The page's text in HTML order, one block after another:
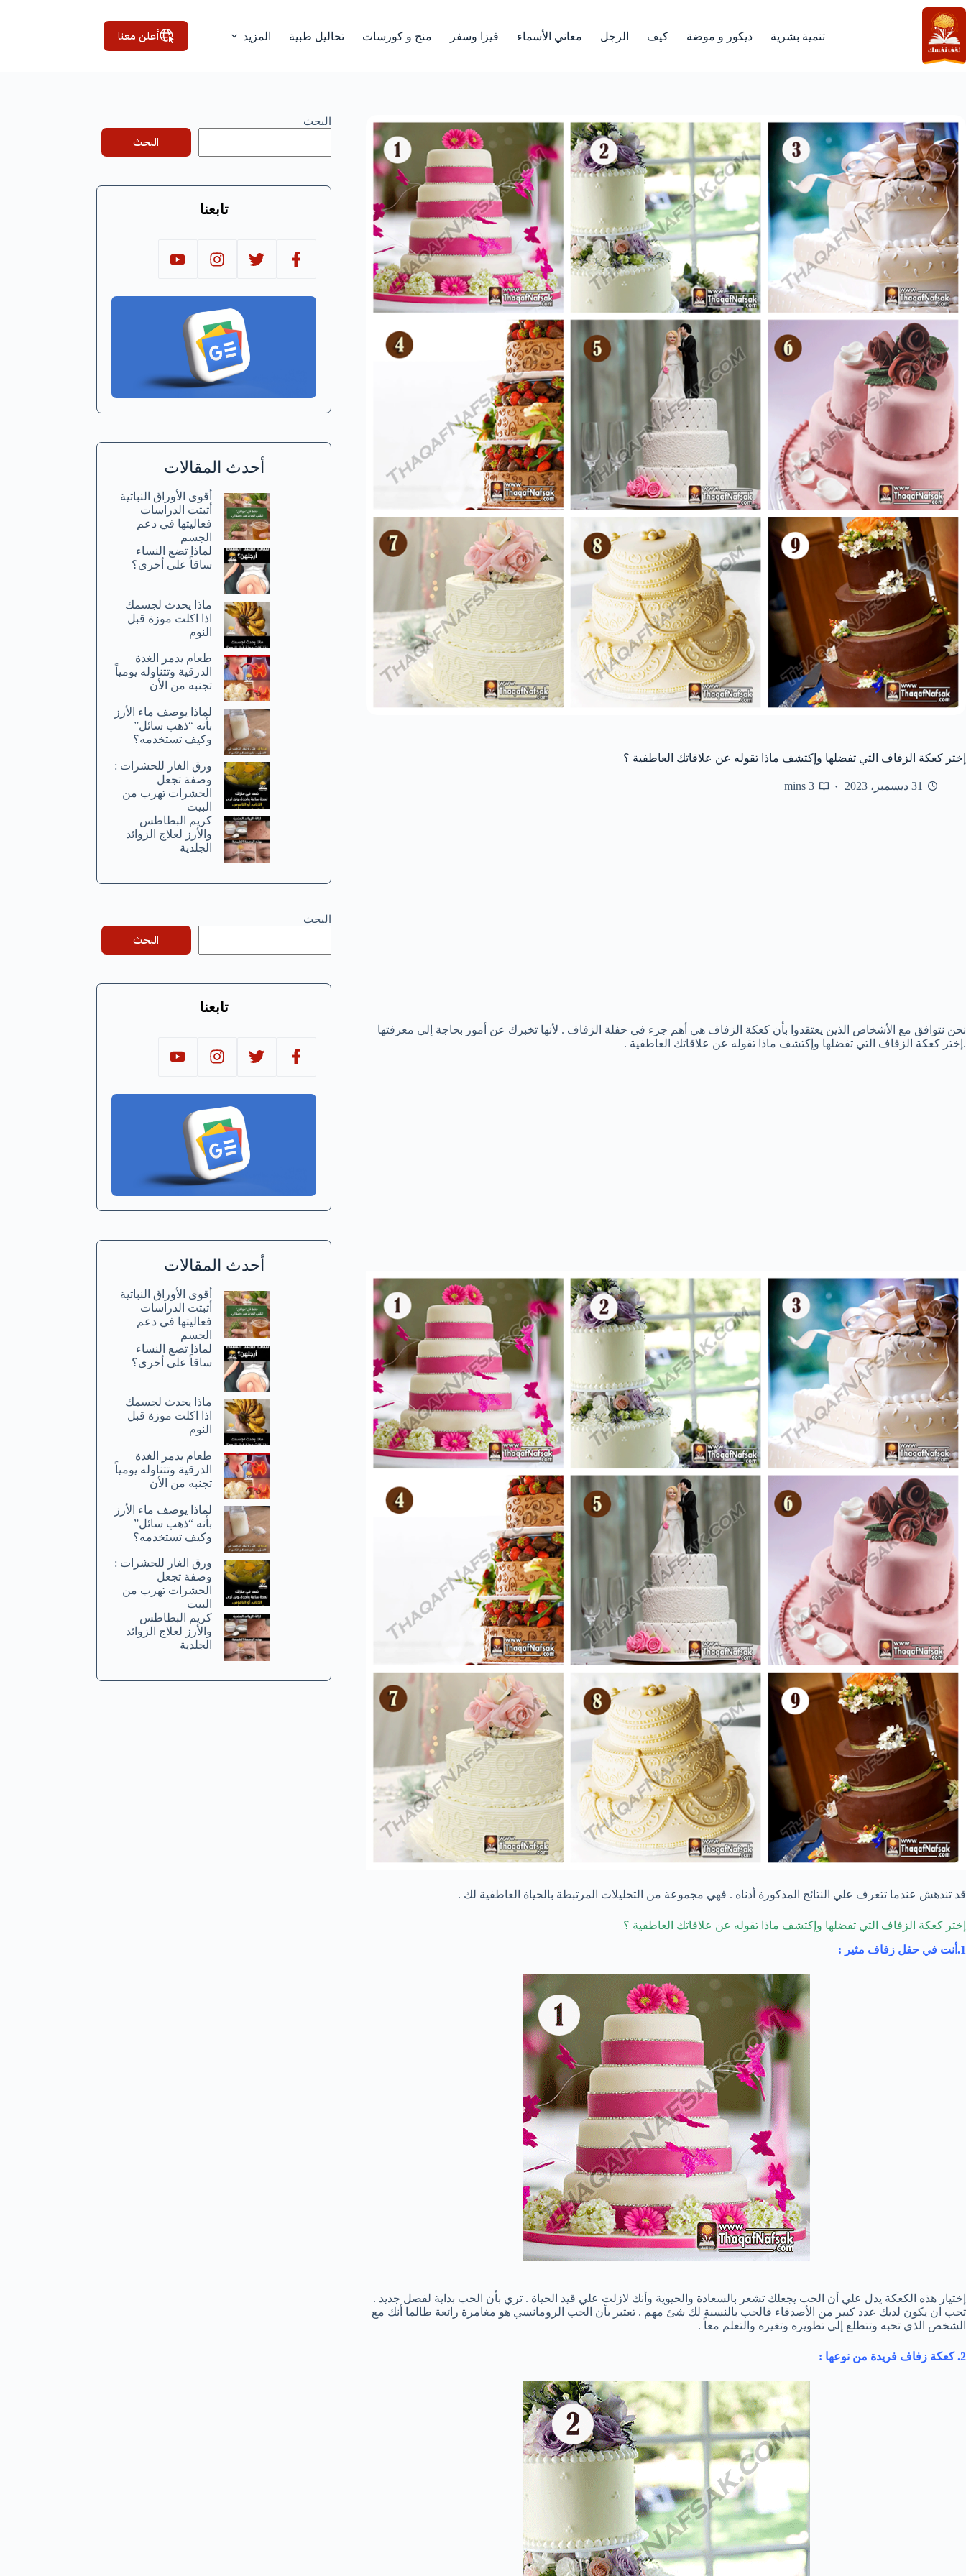
التجاوز
إلى
المحتوى
تنمية بشرية ديكور و موضة كيف الرجل معاني الأسماء فيزا وسفر منح و كورسات تحاليل طبية المزيد أعلن معنا
إختر كعكة الزفاف التي تفضلها وإكتشف ماذا تقوله عن علاقاتك العاطفية ؟
31 ديسمبر، 2023 3 mins
نحن نتوافق مع الأشخاص الذين يعتقدوا بأن كعكة الزفاف هي أهم جزء في حفلة الزفاف . لأنها تخبرك عن أمور بحاجة إلي معرفتها
.إختر كعكة الزفاف التي تفضلها وإكتشف ماذا تقوله عن علاقاتك العاطفية .
قد تندهش عندما تتعرف علي النتائج المذكورة أدناه . فهي مجموعة من التحليلات المرتبطة بالحياة العاطفية لك .
إختر كعكة الزفاف التي تفضلها وإكتشف ماذا تقوله عن علاقاتك العاطفية ؟
1.أنت في حفل زفاف مثير :
إختيار هذه الكعكة يدل علي أن الحب يجعلك تشعر بالسعادة والحيوية وأنك لازلت علي قيد الحياة . تري بأن الحب بداية لفصل جديد .
تحب ان يكون لديك عدد كبير من الأصدقاء فالحب بالنسبة لك شئ مهم . تعتبر بأن الحب الرومانسي هو مغامرة رائعة طالما أنك مع
الشخص الذي تحبه وتتطلع إلي تطويره وتغيره والتعلم معاً .
2. كعكة زفاف فريدة من نوعها :
البحث
البحث
تابعنا
أحدث المقالات
أقوى الأوراق النباتية
أثبتت الدراسات
فعاليتها في دعم
الجسم
لماذا تضع النساء
ساقاً على أخرى؟
ماذا يحدث لجسمك
اذا اكلت موزة قبل
النوم
طعام يدمر الغدة
الدرقية وتتناوله يومياً
تجنبه من الأن
لماذا يوصف ماء الأرز
بأنه “ذهب سائل”
وكيف تستخدمه؟
ورق الغار للحشرات :
وصفة تجعل
الحشرات تهرب من
البيت
كريم البطاطس
والأرز لعلاج الزوائد
الجلدية
البحث
البحث
تابعنا
أحدث المقالات
أقوى الأوراق النباتية
أثبتت الدراسات
فعاليتها في دعم
الجسم
لماذا تضع النساء
ساقاً على أخرى؟
ماذا يحدث لجسمك
اذا اكلت موزة قبل
النوم
طعام يدمر الغدة
الدرقية وتتناوله يومياً
تجنبه من الأن
لماذا يوصف ماء الأرز
بأنه “ذهب سائل”
وكيف تستخدمه؟
ورق الغار للحشرات :
وصفة تجعل
الحشرات تهرب من
البيت
كريم البطاطس
والأرز لعلاج الزوائد
الجلدية